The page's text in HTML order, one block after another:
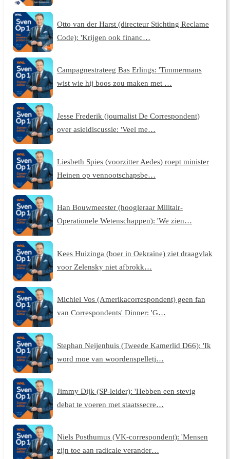
Otto van der Harst (directeur Stichting Reclame
Code): 'Krijgen ook financ…
Campagnestrateeg Bas Erlings: 'Timmermans
wist wie hij boos zou maken met …
Jesse Frederik (journalist De Correspondent)
over asieldiscussie: 'Veel me…
Liesbeth Spies (voorzitter Aedes) roept minister
Heinen op vennootschapsbe…
Han Bouwmeester (hoogleraar Militair-
Operationele Wetenschappen): 'We zien…
Kees Huizinga (boer in Oekraïne) ziet draagvlak
voor Zelensky niet afbrokk…
Michiel Vos (Amerikacorrespondent) geen fan
van Correspondents' Dinner: 'G…
Stephan Neijenhuis (Tweede Kamerlid D66): 'Ik
word moe van woordenspelletj…
Jimmy Dijk (SP-leider): 'Hebben een stevig
debat te voeren met staatssecre…
Niels Posthumus (VK-correspondent): 'Mensen
zijn toe aan radicale verander…